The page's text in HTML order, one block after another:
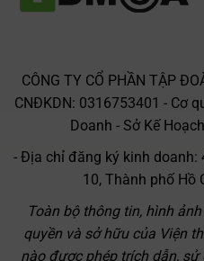
CÔNG TY CỔ PHẦN TẬP
CNĐKDN: 0316753401 - Cơ
Doanh - Sở Kế
- Địa chỉ đăng ký kinh doanh:
10, Thành phố Hồ
Toàn bộ thông tin, hình
quyền và sở hữu của Viện
nào được phép trích dẫn,